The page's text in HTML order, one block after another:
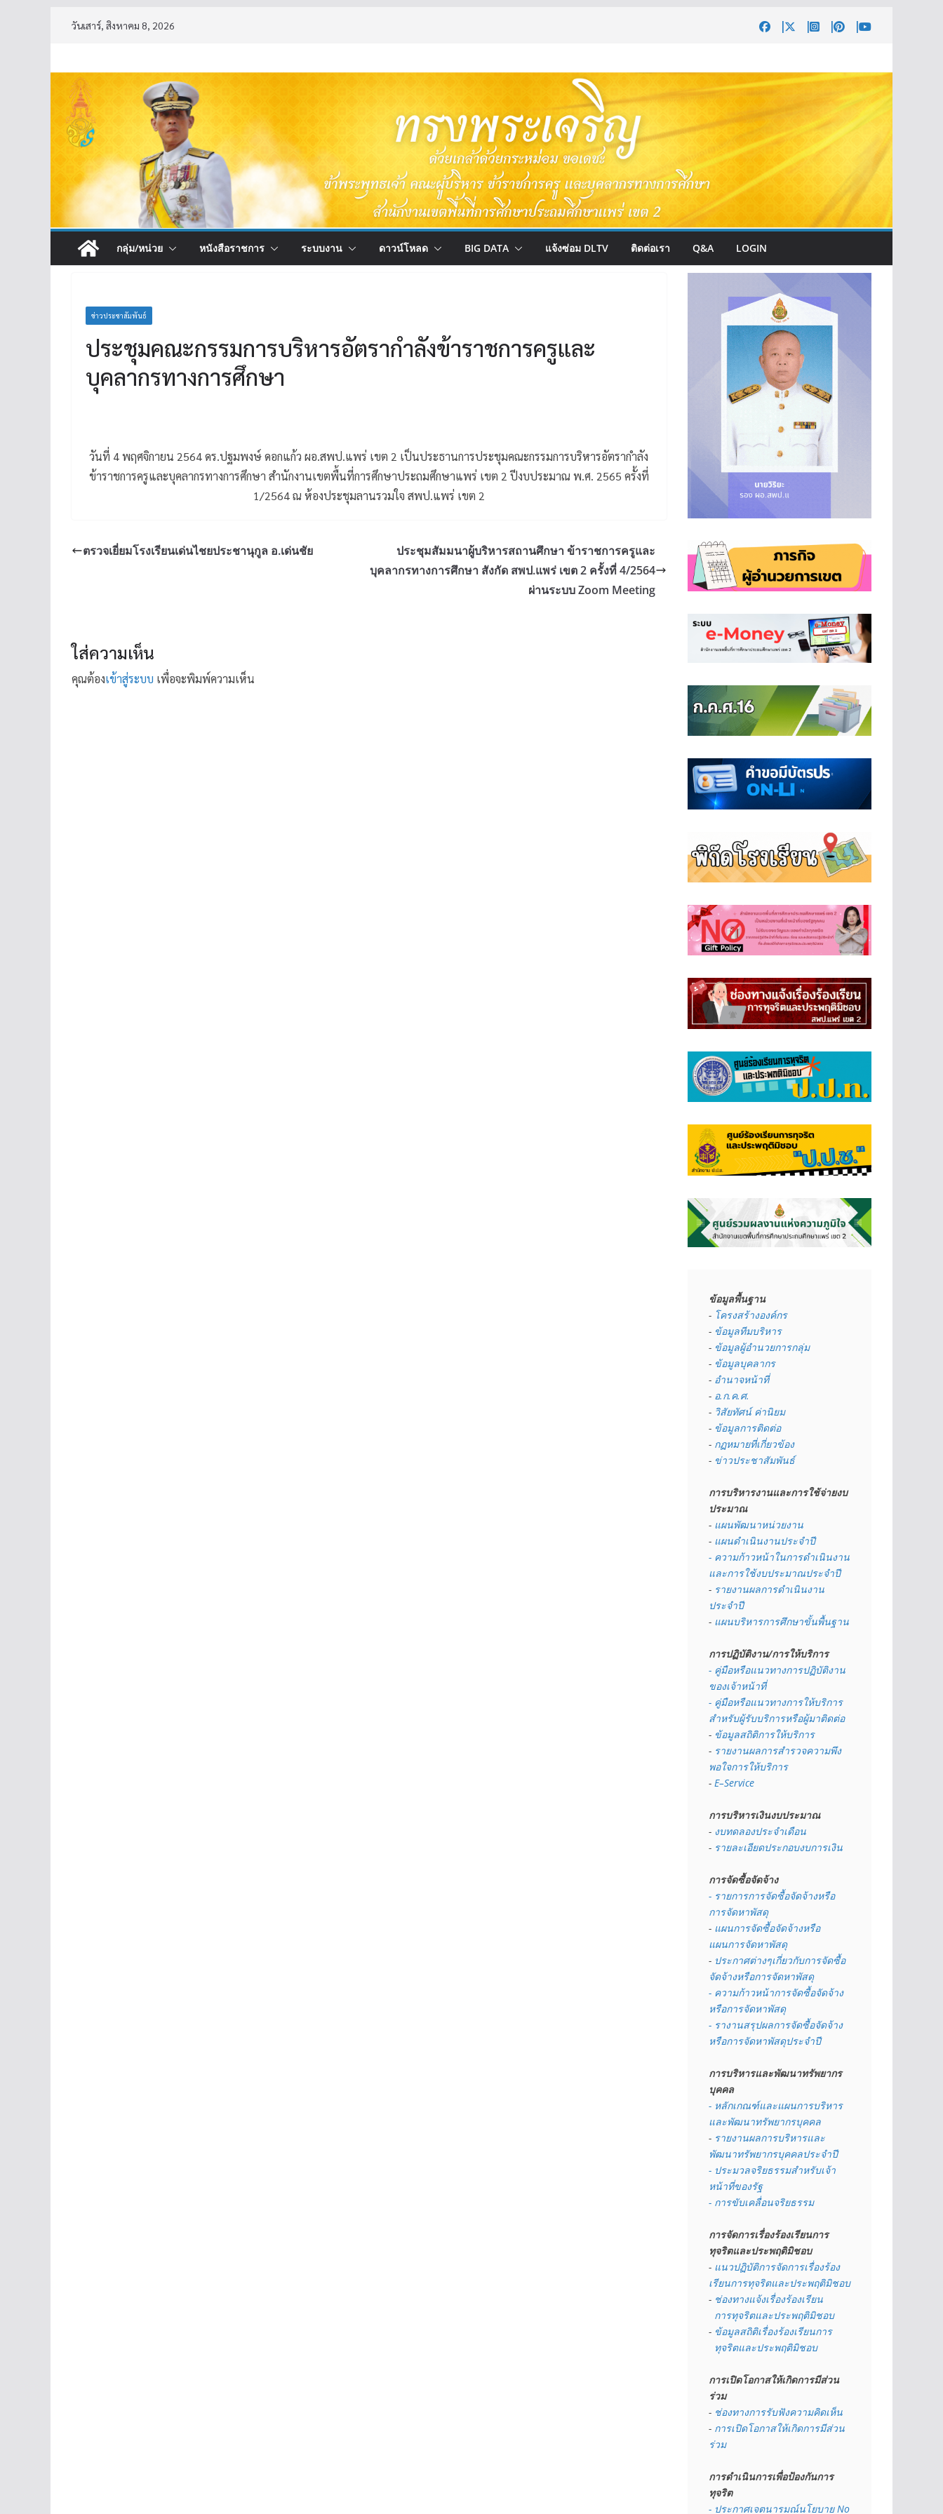
วันเสาร์, สิงหาคม 8, 2026
กลุ่ม/หน่วย หนังสือราชการ ระบบงาน ดาวน์โหลด BIG DATA แจ้งซ่อม DLTV ติดต่อเรา Q&A LOGIN
ข่าวประชาสัมพันธ์
ประชุมคณะกรรมการบริหารอัตรากำลังข้าราชการครูและ
บุคลากรทางการศึกษา
วันที่ 4 พฤศจิกายน 2564 ดร.ปฐมพงษ์ ดอกแก้ว ผอ.สพป.แพร่ เขต 2 เป็นประธานการประชุมคณะกรรมการบริหารอัตรากำลัง
ข้าราชการครูและบุคลากรทางการศึกษา สำนักงานเขตพื้นที่การศึกษาประถมศึกษาแพร่ เขต 2 ปีงบประมาณ พ.ศ. 2565 ครั้งที่
1/2564 ณ ห้องประชุมลานรวมใจ สพป.แพร่ เขต 2
ตรวจเยี่ยมโรงเรียนเด่นไชยประชานุกูล อ.เด่นชัย
ประชุมสัมมนาผู้บริหารสถานศึกษา ข้าราชการครูและ
บุคลากรทางการศึกษา สังกัด สพป.แพร่ เขต 2 ครั้งที่ 4/2564
ผ่านระบบ Zoom Meeting
ใส่ความเห็น
คุณต้องเข้าสู่ระบบ เพื่อจะพิมพ์ความเห็น
ข้อมูลพื้นฐาน
- โครงสร้างองค์กร
- ข้อมูลทีมบริหาร
- ข้อมูลผู้อำนวยการกลุ่ม
- ข้อมูลบุคลากร
- อำนาจหน้าที่
- อ.ก.ค.ศ.
- วิสัยทัศน์ ค่านิยม
- ข้อมูลการติดต่อ
- กฏหมายที่เกี่ยวข้อง
- ข่าวประชาสัมพันธ์
การบริหารงานและการใช้จ่ายงบ
ประมาณ
- แผนพัฒนาหน่วยงาน
- แผนดำเนินงานประจำปี
- ความก้าวหน้าในการดำเนินงาน
และการใช้งบประมาณประจำปี
- รายงานผลการดำเนินงาน
ประจำปี
- แผนบริหารการศึกษาขั้นพื้นฐาน
การปฏิบัติงาน/การให้บริการ
- คู่มือหรือแนวทางการปฏิบัติงาน
ของเจ้าหน้าที่
- คู่มือหรือแนวทางการให้บริการ
สำหรับผู้รับบริการหรือผู้มาติดต่อ
- ข้อมูลสถิติการให้บริการ
- รายงานผลการสำรวจความพึง
พอใจการให้บริการ
- E–Service
การบริหารเงินงบประมาณ
- งบทดลองประจำเดือน
- รายละเอียดประกอบงบการเงิน
การจัดซื้อจัดจ้าง
- รายการการจัดซื้อจัดจ้างหรือ
การจัดหาพัสดุ
- แผนการจัดซื้อจัดจ้างหรือ
แผนการจัดหาพัสดุ
- ประกาศต่างๆเกี่ยวกับการจัดซื้อ
จัดจ้างหรือการจัดหาพัสดุ
- ความก้าวหน้าการจัดซื้อจัดจ้าง
หรือการจัดหาพัสดุ
- รางานสรุปผลการจัดซื้อจัดจ้าง
หรือการจัดหาพัสดุประจำปี
การบริหารและพัฒนาทรัพยากร
บุคคล
- หลักเกณฑ์และแผนการบริหาร
และพัฒนาทรัพยากรบุคคล
- รายงานผลการบริหารและ
พัฒนาทรัพยากรบุคคลประจำปี
- ประมวลจริยธรรมสำหรับเจ้า
หน้าที่ของรัฐ
- การขับเคลื่อนจริยธรรม
การจัดการเรื่องร้องเรียนการ
ทุจริตและประพฤติมิชอบ
- แนวปฏิบัติการจัดการเรื่องร้อง
เรียนการทุจริตและประพฤติมิชอบ
- ช่องทางแจ้งเรื่องร้องเรียน
  การทุจริตและประพฤติมิชอบ
- ข้อมูลสถิติเรื่องร้องเรียนการ
  ทุจริตและประพฤติมิชอบ
การเปิดโอกาสให้เกิดการมีส่วน
ร่วม
- ช่องทางการรับฟังความคิดเห็น
- การเปิดโอกาสให้เกิดการมีส่วน
ร่วม
การดำเนินการเพื่อป้องกันการ
ทุจริต
- ประกาศเจตนารมณ์นโยบาย No